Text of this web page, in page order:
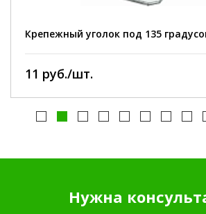
Крепежный уголок под 135
11 руб./шт.
Нужна